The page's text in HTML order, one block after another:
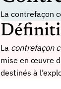
La contrefaçon
La contrefaçon
mise en œuvre
destinés à